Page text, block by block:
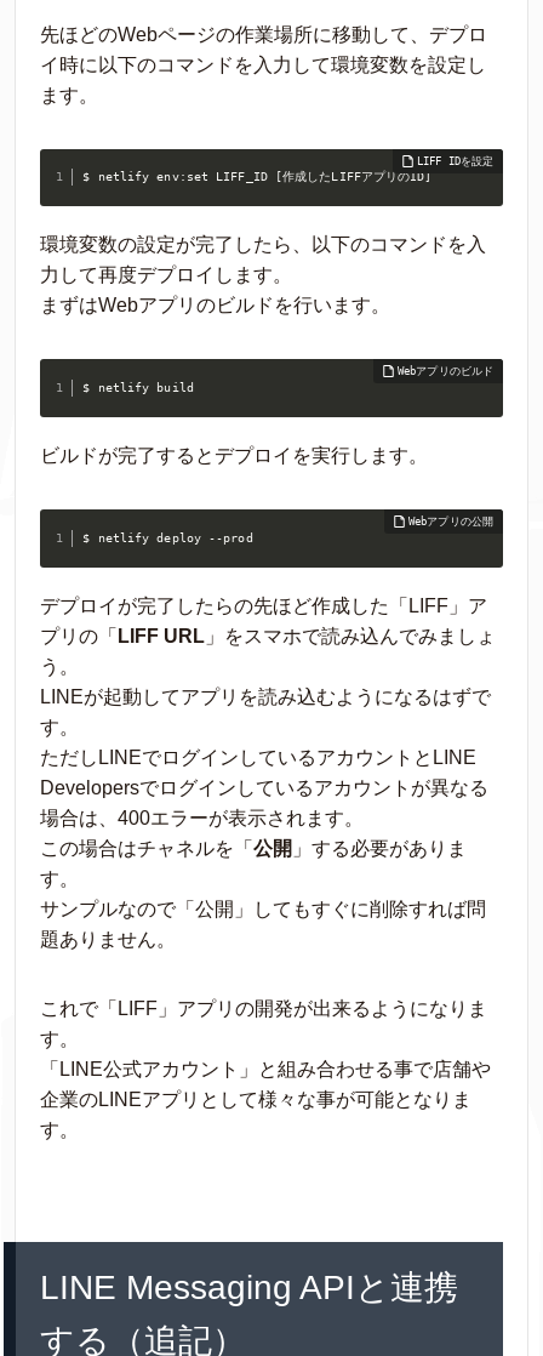
先ほどのWebページの作業場所に移動して、デプロ
イ時に以下のコマンドを入力して環境変数を設定し
ます。
$ netlify env:set LIFF_ID [作成したLIFFアプリのID]
環境変数の設定が完了したら、以下のコマンドを入
力して再度デプロイします。
まずはWebアプリのビルドを行います。
$ netlify build
ビルドが完了するとデプロイを実行します。
$ netlify deploy --prod
デプロイが完了したらの先ほど作成した「LIFF」ア
プリの「 LIFF URL 」をスマホで読み込んでみましょ
う。
LINEが起動してアプリを読み込むようになるはずで
す。
ただしLINEでログインしているアカウントとLINE
Developersでログインしているアカウントが異なる
場合は、400エラーが表示されます。
この場合はチャネルを「 公開 」する必要がありま
す。
サンプルなので「公開」してもすぐに削除すれば問
題ありません。
これで「LIFF」アプリの開発が出来るようになりま
す。
「LINE公式アカウント」と組み合わせる事で店舗や
企業のLINEアプリとして様々な事が可能となりま
す。
LINE Messaging APIと連携
する（追記）